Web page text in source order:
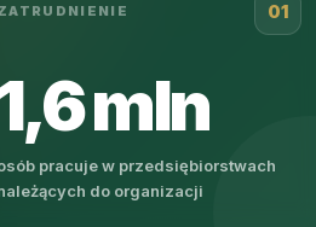
01
1,6 mln
pracuje w przedsiębiorstwach
do organizacji